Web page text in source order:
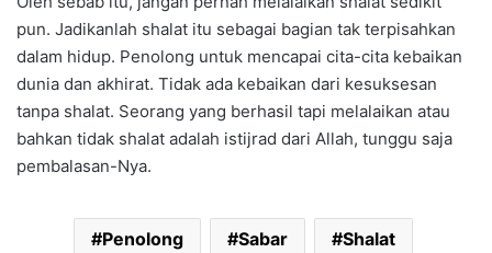
pun. Jadikanlah shalat itu sebagai bagian tak terpisahkan
dalam hidup. Penolong untuk mencapai cita-cita kebaikan
dunia dan akhirat. Tidak ada kebaikan dari kesuksesan
tanpa shalat. Seorang yang berhasil tapi melalaikan atau
bahkan tidak shalat adalah istijrad dari Allah, tunggu saja
pembalasan-Nya.
Penolong Sabar Shalat